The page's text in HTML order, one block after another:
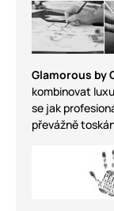
Glamorous by
kombinovat
se jak
převážně